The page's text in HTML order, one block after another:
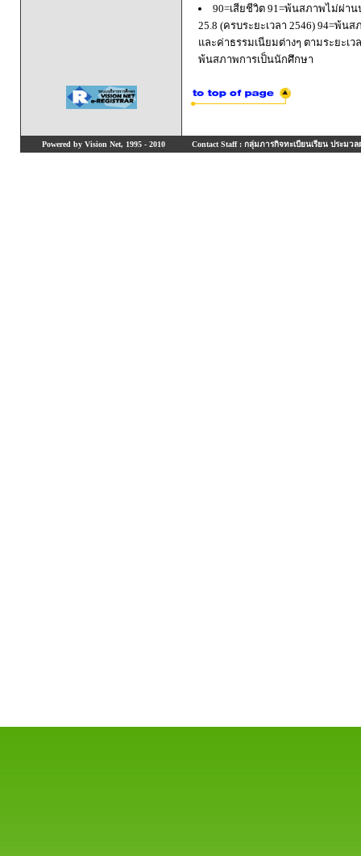
90=เสียชีวิต 91=พ้นสภาพไม่ผ่า
25.8 (ครบระยะเวลา 2546) 94=พ้
และค่าธรรมเนียมต่างๆ ตามระยะเ
พ้นสภาพการเป็นนักศึกษา
Powered by Vision Net, 1995 - 2010 Contact Staff : กลุ่มภารกิจทะเบียนเรียน ประมวล